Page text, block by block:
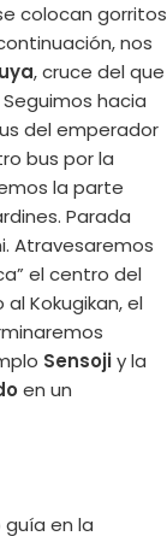
colocan gorritos
nos
, cruce del que
hacia
del emperador
bus por la
la parte
Parada
Atravesaremos
el centro del
Kokugikan, el
Sensojiy la
en un
en la